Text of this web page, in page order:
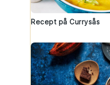
Recept på Currysås